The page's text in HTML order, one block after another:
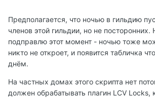
Предполагается, что ночью в гильдию
членов этой гильдии, но не посторонних.
подправлю этот момент - ночью тоже
никто не откроет, и появится табличка
днём.
На частных домах этого скрипта нет
должен обрабатывать плагин LCV Locks,